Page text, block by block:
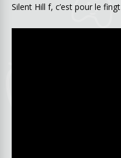
Silent Hill f, c’est pour le